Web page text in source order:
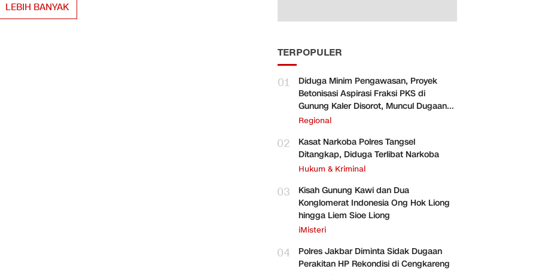
LEBIH BANYAK
TERPOPULER
01
Diduga Minim Pengawasan, Proyek
Betonisasi Aspirasi Fraksi PKS di
Gunung Kaler Disorot, Muncul Dugaan
Pengurangan Volume
Regional
02
Kasat Narkoba Polres Tangsel
Ditangkap, Diduga Terlibat Narkoba
Hukum & Kriminal
03
Kisah Gunung Kawi dan Dua
Konglomerat Indonesia Ong Hok Liong
hingga Liem Sioe Liong
iMisteri
04
Polres Jakbar Diminta Sidak Dugaan
Perakitan HP Rekondisi di Cengkareng